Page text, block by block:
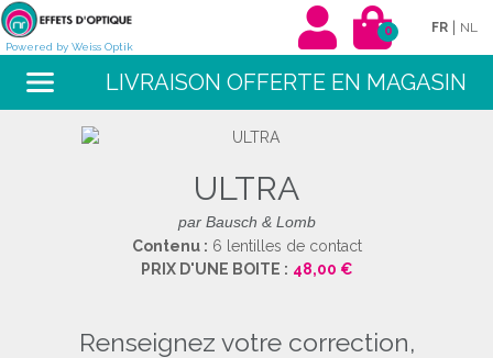
Powered by Weiss Optik
0 FR | NL
LIVRAISON OFFERTE EN MAGASIN
ULTRA
par Bausch & Lomb
Contenu : 6 lentilles de contact
PRIX D'UNE BOITE : 48,00 €
renseignez votre correction,